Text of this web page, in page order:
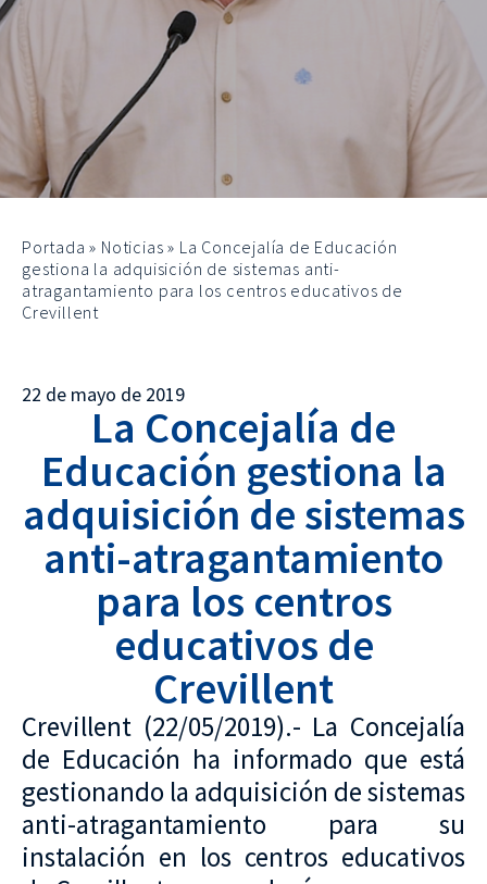
Portada » Noticias » La Concejalía de Educación
gestiona la adquisición de sistemas anti-
atragantamiento para los centros educativos de
Crevillent
22 de mayo de 2019
La Concejalía de
Educación gestiona la
adquisición de sistemas
anti-atragantamiento
para los centros
educativos de
Crevillent
Crevillent (22/05/2019).- La Concejalía
de Educación ha informado que está
gestionando la adquisición de sistemas
anti-atragantamiento para su
instalación en los centros educativos